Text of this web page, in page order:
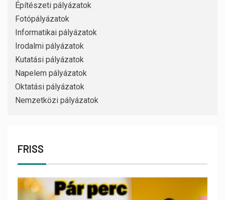
Építészeti pályázatok
Fotópályázatok
Informatikai pályázatok
Irodalmi pályázatok
Kutatási pályázatok
Napelem pályázatok
Oktatási pályázatok
Nemzetközi pályázatok
FRISS